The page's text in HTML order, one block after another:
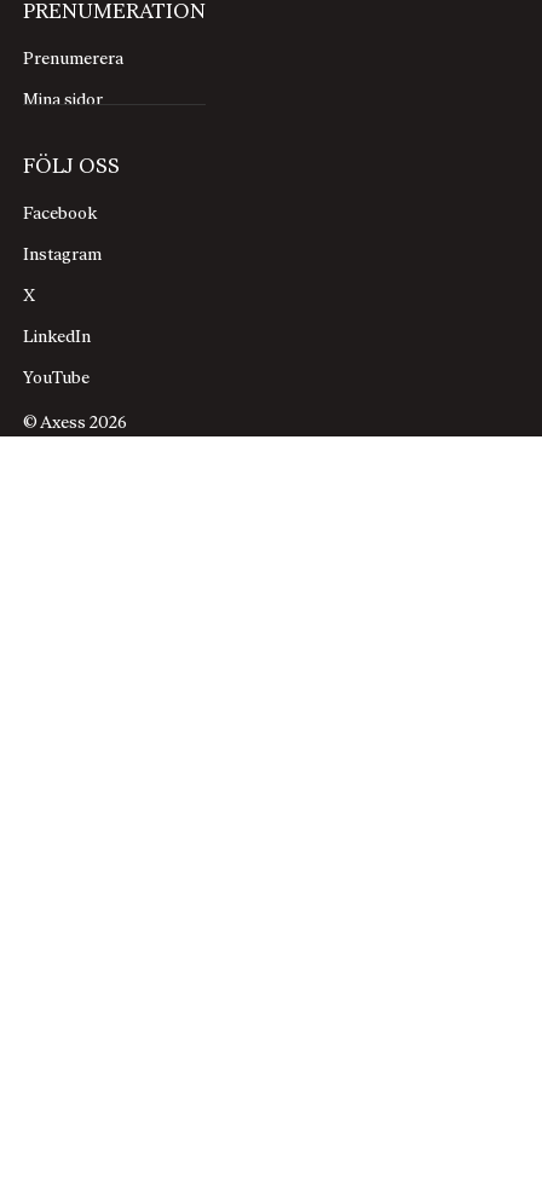
PRENUMERATION
Prenumerera
Mina sidor
FÖLJ OSS
Facebook
Instagram
X
LinkedIn
YouTube
© Axess 2026